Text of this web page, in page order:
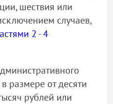
шествия или
случаев,
2-4
размере от десяти
рублей или